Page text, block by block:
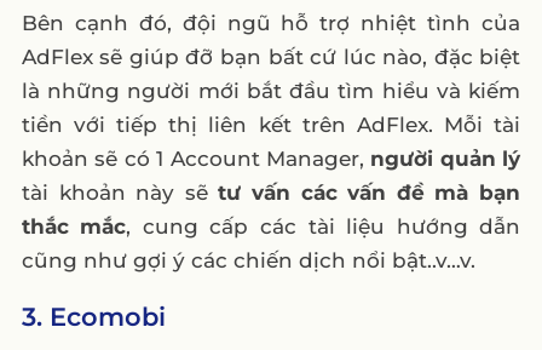
Bên cạnh đó, đội ngũ hỗ trợ nhiệt tình của
AdFlex sẽ giúp đỡ bạn bất cứ lúc nào, đặc biệt
là những người mới bắt đầu tìm hiểu và kiếm
tiền với tiếp thị liên kết trên AdFlex. Mỗi tài
khoản sẽ có 1 Account Manager, người quản lý
tài khoản này sẽtư vấn các vấn đề mà bạn
thắc mắc, cung cấp các tài liệu hướng dẫn
cũng như gợi ý các chiến dịch nổi bật..v…v.
3. Ecomobi